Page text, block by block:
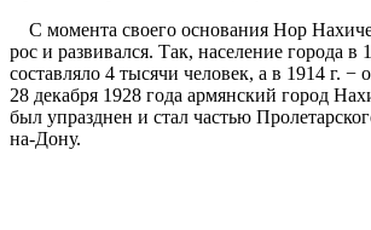
С момента своего основания Нор
рос и развивался. Так, население города в
составляло 4 тысячи человек, а в 1914 г. −
28 декабря 1928 года армянский город
был упразднен и стал частью
на-Дону.